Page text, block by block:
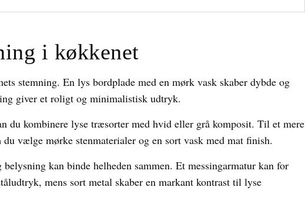
i køkkenet
stemning. En lys bordplade med en mørk vask skaber dybde og
giver et roligt og minimalistisk udtryk.
du kombinere lyse træsorter med hvid eller grå komposit. Til et mere
vælge mørke stenmaterialer og en sort vask med mat finish.
kan binde helheden sammen. Et messingarmatur kan for
mens sort metal skaber en markant kontrast til lyse